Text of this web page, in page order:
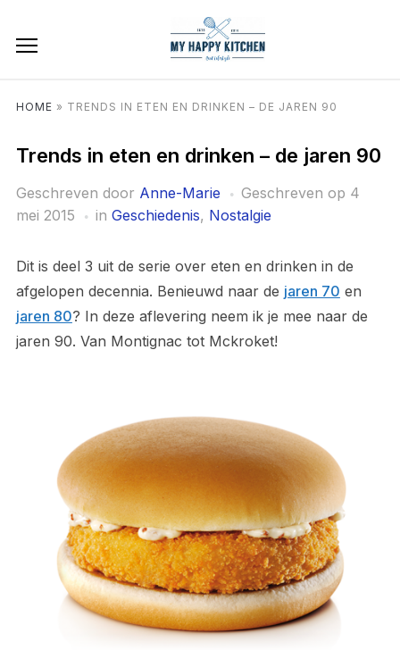
HOME » TRENDS IN ETEN EN DRINKEN – DE JAREN 90
Trends in eten en drinken – de jaren 90
Geschreven door Anne-Marie Geschreven op 4
mei 2015
in Geschiedenis, Nostalgie
Dit is deel 3 uit de serie over eten en drinken in de
afgelopen decennia. Benieuwd naar de jaren 70 en
jaren 80? In deze aflevering neem ik je mee naar de
jaren 90. Van Montignac tot Mckroket!